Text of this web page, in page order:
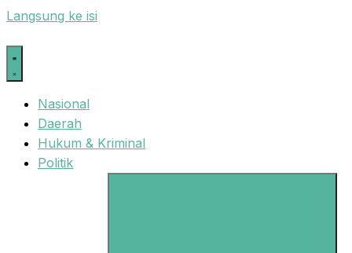
Langsung ke isi
Nasional
Daerah
Hukum & Kriminal
Politik